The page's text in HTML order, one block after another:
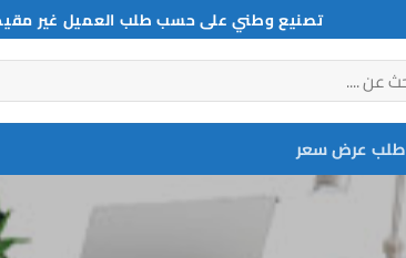
تصنيع وطني على حسب طلب العميل غير
طلب عرض سعر